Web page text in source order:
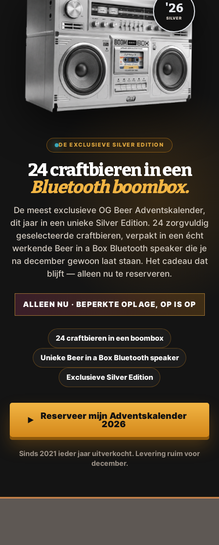
DE EXCLUSIEVE SILVER EDITION
24 craftbieren in een
Bluetooth boombox.
De meest exclusieve OG Beer Adventskalender,
dit jaar in een unieke Silver Edition. 24 zorgvuldig
geselecteerde craftbieren, verpakt in een écht
werkende Beer in a Box Bluetooth speaker die je
na december gewoon laat staan. Het cadeau dat
blijft — alleen nu te reserveren.
ALLEEN NU · BEPERKTE OPLAGE, OP IS OP
24 craftbieren in een boombox
Unieke Beer in a Box Bluetooth speaker
Exclusieve Silver Edition
Reserveer mijn Adventskalender
2026
Sinds 2021 ieder jaar uitverkocht. Levering ruim voor
december.
'26
SILVER